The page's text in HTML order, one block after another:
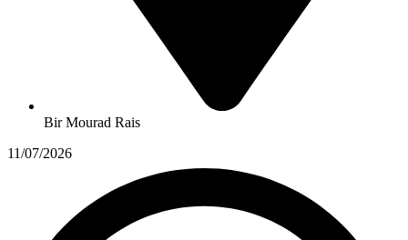
Bir Mourad Rais
11/07/2026